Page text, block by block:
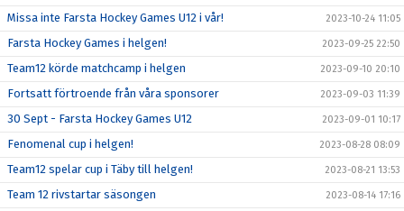
Missa inte Farsta Hockey Games U12 i vår! 2023-10-24 11:05
Farsta Hockey Games i helgen! 2023-09-25 22:50
Team12 körde matchcamp i helgen 2023-09-10 20:10
Fortsatt förtroende från våra sponsorer 2023-09-03 11:39
30 Sept - Farsta Hockey Games U12 2023-09-01 10:17
Fenomenal cup i helgen! 2023-08-28 08:09
Team12 spelar cup i Täby till helgen! 2023-08-21 13:53
Team 12 rivstartar säsongen 2023-08-14 17:16